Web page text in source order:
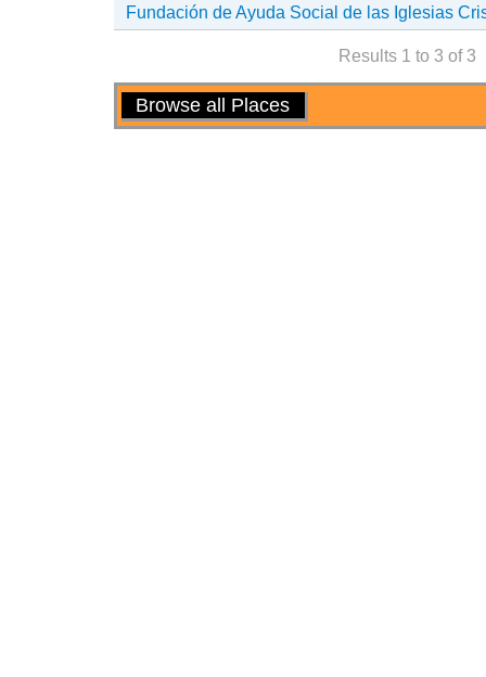
Fundación de Ayuda Social de las Iglesias
Results 1 to 3 of 3
Actions
Browse all Places